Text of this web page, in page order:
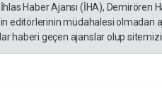
Haber Ajansı (İHA), Demirören
editörlerinin müdahalesi olmadan
haberi geçen ajanslar olup